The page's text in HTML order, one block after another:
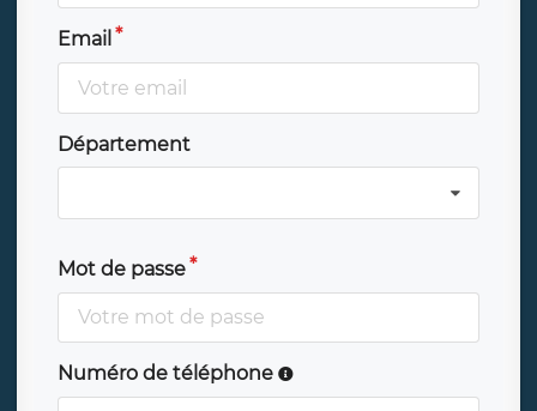
Email
Département
Mot de passe
Numéro de téléphone